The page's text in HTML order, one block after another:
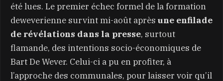
été lues. Le premier échec formel de la formation
deweverienne survint mi-août après une enfilade
de révélations dans la presse, surtout
flamande, des intentions socio-économiques de
Bart De Wever. Celui-ci a pu en profiter, à
l’approche des communales, pour laisser voir qu’il